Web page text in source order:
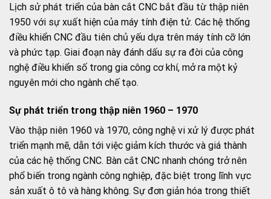
Lịch sử phát triển của bàn cắt CNC bắt đầu từ thập niên
1950 với sự xuất hiện của máy tính điện tử. Các hệ thống
điều khiển CNC đầu tiên chủ yếu dựa trên máy tính cỡ lớn
và phức tạp. Giai đoạn này đánh dấu sự ra đời của công
nghệ điều khiển số trong gia công cơ khí, mở ra một kỷ
nguyên mới cho ngành chế tạo.
Sự phát triển trong thập niên 1960 – 1970
Vào thập niên 1960 và 1970, công nghệ vi xử lý được phát
triển mạnh mẽ, dẫn tới việc giảm kích thước và giá thành
của các hệ thống CNC. Bàn cắt CNC nhanh chóng trở nên
phổ biến trong ngành công nghiệp, đặc biệt trong lĩnh vực
sản xuất ô tô và hàng không. Sự đơn giản hóa trong thiết